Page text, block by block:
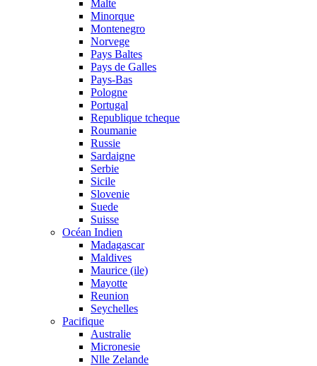
Malte
Minorque
Montenegro
Norvege
Pays Baltes
Pays de Galles
Pays-Bas
Pologne
Portugal
Republique tcheque
Roumanie
Russie
Sardaigne
Serbie
Sicile
Slovenie
Suede
Suisse
Océan Indien
Madagascar
Maldives
Maurice (ile)
Mayotte
Reunion
Seychelles
Pacifique
Australie
Micronesie
Nlle Zelande